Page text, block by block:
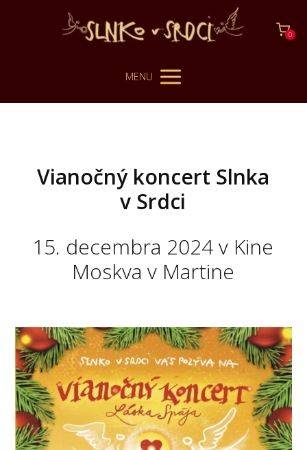
0
MENU
Vianočný koncert Slnka
v Srdci
15. decembra 2024 v Kine
Moskva v Martine